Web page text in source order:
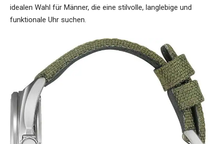
idealen Wahl für Männer, die eine stilvolle, langlebige und
funktionale Uhr suchen.